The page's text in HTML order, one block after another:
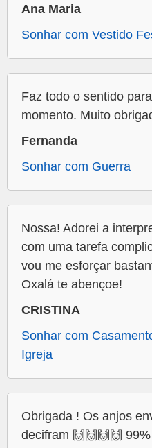
Ana Maria
Sonhar com Vestido
Faz todo o sentido
momento. Muito
Fernanda
Sonhar com Guerra
Nossa! Adorei a
com uma tarefa
vou me esforçar
Oxalá te abençoe!
CRISTINA
Sonhar com
Igreja
Obrigada ! Os anjos
decifram 🙌🙌🙌🙌